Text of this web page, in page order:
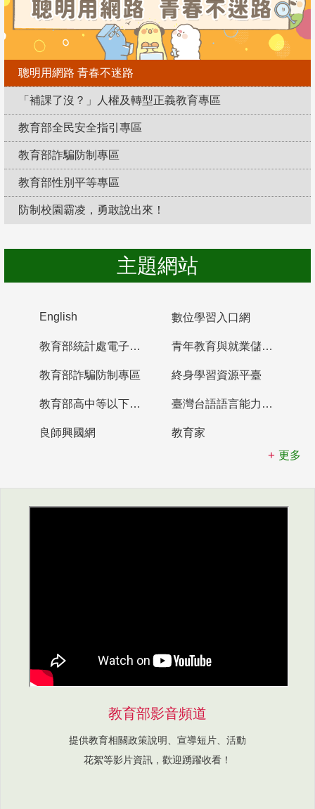
聰明用網路 青春不迷路
「補課了沒？」人權及轉型正義教育專區
教育部全民安全指引專區
教育部詐騙防制專區
教育部性別平等專區
防制校園霸凌，勇敢說出來！
主題網站
English 數位學習入口網
教育部統計處電子書櫃 青年教育與就業儲蓄帳戶
教育部詐騙防制專區 終身學習資源平臺
教育部高中等以下學校及幼兒園教師資格檢定考試 臺灣台語語言能力認證網站
良師興國網
教育家
更多
教育部影音頻道
提供教育相關政策說明、宣導短片、活動
花絮等影片資訊，歡迎踴躍收看！